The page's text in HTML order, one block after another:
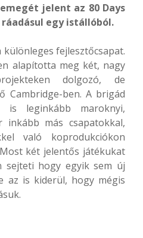
jelent az 80 Days
egy istállóból.
fejlesztőcsapat.
alapította meg két, nagy
dolgozó, de
Cambridge-ben. A brigád
is leginkább maroknyi,
inkább más csapatokkal,
való koprodukciókon
két jelentős játékukat
sejteti hogy egyik sem új
az is kiderül, hogy mégis